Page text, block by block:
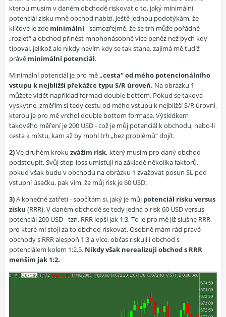
kterou musím v daném obchodě riskovat o to, jaký minimální
potenciál zisku mně obchod nabízí. Ještě jednou podotýkám, že
klíčové je zde minimální- samozřejmě, že se trh může pořádně
„rozjet“ a obchod přinést mnohonásobně více peněz než bych kdy
tipoval, jelikož ale nikdy nevím kdy se tak stane, zajímá mě tudíž
právě minimální potenciál.
Minimální potenciál je pro mě„cesta“ od mého potencionálního
vstupu k nejbližší překážce typu S/R úroveň. Na obrázku 1
můžete vidět například formaci double bottom. Pokud se taková
vyskytne, změřím si tedy cestu od mého vstupu k nejbližší S/R úrovni,
kterou je pro mě vrchol double bottom formace. Výsledkem
takového měření je 200 USD - což je můj potenciál k obchodu, nebo-li
cesta k místu, kam až by mohl trh „bez problémů“ dojít.
2)Ve druhém kroku zvážím risk, který musím pro daný obchod
podstoupit. Svůj stop-loss umisťuji na základě několika faktorů,
pokud však budu v obchodu na obrázku 1 zvažovat posun SL pod
vstupní úsečku, pak vím, že můj risk je 60 USD.
3)A konečně zatřetí - spočítám si, jaký je můj potenciál risku versus
zisku (RRR). V daném obchodě se tedy jedná o risk 60 USD versus
potenciál 200 USD - tzn. RRR lepší jak 1:3. To je pro mě již slušné RRR,
pro které mi stojí za to obchod riskovat. Osobně mám rád právě
obchody s RRR alespoň 1:3 a více, občas riskuji i obchod s
potenciálem kolem 1:2,5. Nikdy však nerealizuji obchod s RRR
menším jak 1:2.